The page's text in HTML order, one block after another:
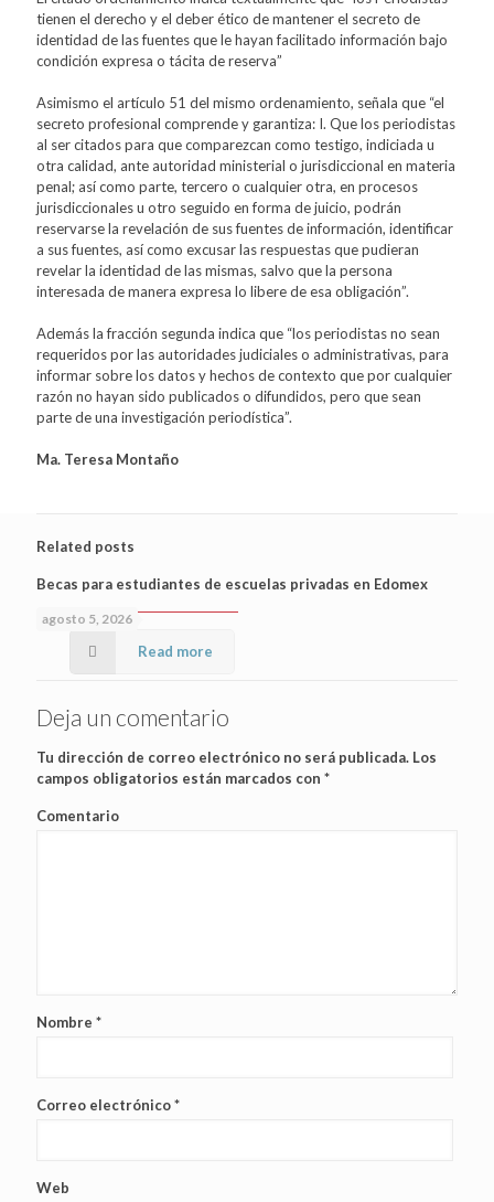
tienen el derecho y el deber ético de mantener el secreto de
identidad de las fuentes que le hayan facilitado información bajo
condición expresa o tácita de reserva”
Asimismo el artículo 51 del mismo ordenamiento, señala que “el
secreto profesional comprende y garantiza: I. Que los periodistas
al ser citados para que comparezcan como testigo, indiciada u
otra calidad, ante autoridad ministerial o jurisdiccional en materia
penal; así como parte, tercero o cualquier otra, en procesos
jurisdiccionales u otro seguido en forma de juicio, podrán
reservarse la revelación de sus fuentes de información, identificar
a sus fuentes, así como excusar las respuestas que pudieran
revelar la identidad de las mismas, salvo que la persona
interesada de manera expresa lo libere de esa obligación”.
Además la fracción segunda indica que “los periodistas no sean
requeridos por las autoridades judiciales o administrativas, para
informar sobre los datos y hechos de contexto que por cualquier
razón no hayan sido publicados o difundidos, pero que sean
parte de una investigación periodística”.
Ma. Teresa Montaño
Related posts
agosto 5, 2026
Becas para estudiantes de escuelas privadas en Edomex
Read more
Deja un comentario
Tu dirección de correo electrónico no será publicada. Los
campos obligatorios están marcados con *
Comentario
Nombre *
Correo electrónico*
Web